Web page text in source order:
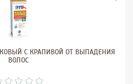
С КРАПИВОЙ ОТ ВЫПАДЕНИЯ
ВОЛОС